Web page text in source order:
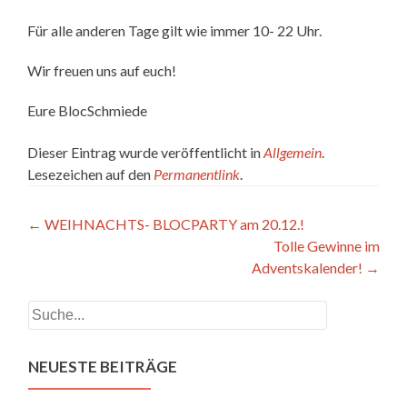
Für alle anderen Tage gilt wie immer 10- 22 Uhr.
Wir freuen uns auf euch!
Eure BlocSchmiede
Dieser Eintrag wurde veröffentlicht inAllgemein.
Lesezeichen auf den Permanentlink.
Artikel-
← WEIHNACHTS- BLOCPARTY am 20.12.!
Tolle Gewinne im
Adventskalender! →
NEUESTE BEITRÄGE